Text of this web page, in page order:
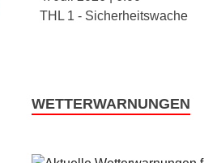
THL 1 - Sicherheitswache
WETTERWARNUNGEN